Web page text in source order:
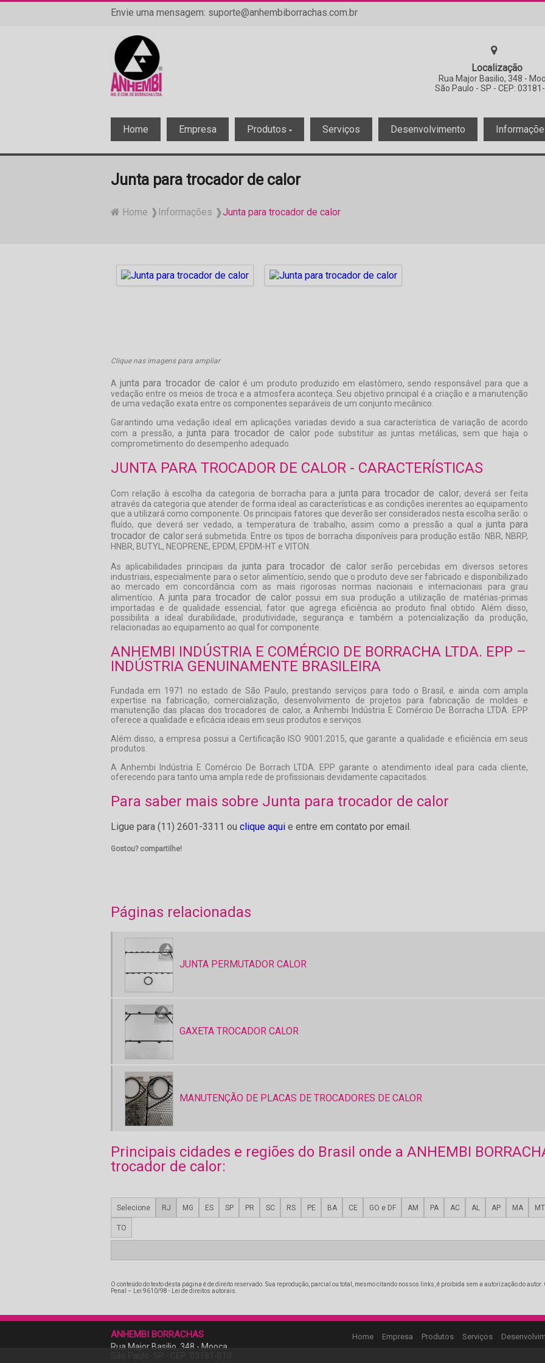
Envie uma mensagem: suporte@anhembiborrachas.com.br
Localização
Rua Major Basilio, 348 -
São Paulo - SP - CEP:
Home Empresa Produtos Serviços Desenvolvimento
Junta para trocador de calor
Home ❱ Informações ❱Junta para trocador de calor
Clique nas imagens para ampliar
Ajunta para trocador de caloré um produto produzido em elastômero, sendo responsável para que a
vedação entre os meios de troca e a atmosfera aconteça. Seu objetivo principal é a criação e a manutenção
de uma vedação exata entre os componentes separáveis de um conjunto mecânico.
Garantindo uma vedação ideal em aplicações variadas devido a sua característica de variação de acordo
com a pressão, ajunta para trocador de calor pode substituir as juntas metálicas, sem que haja o
comprometimento do desempenho adequado.
JUNTA PARA TROCADOR DE CALOR - CARACTERÍSTICAS
Com relação à escolha da categoria de borracha para a junta para trocador de calor, deverá ser feita
através da categoria que atender de forma ideal as características e as condições inerentes ao equipamento
que a utilizará como componente. Os principais fatores que deverão ser considerados nesta escolha serão: o
fluído, que deverá ser vedado, a temperatura de trabalho, assim como a pressão a qual a junta para
trocador de calorserá submetida. Entre os tipos de borracha disponíveis para produção estão: NBR, NBRP,
HNBR, BUTYL, NEOPRENE, EPDM, EPDM-HT e VITON.
As aplicabilidades principais da junta para trocador de calor serão percebidas em diversos setores
industriais, especialmente para o setor alimentício, sendo que o produto deve ser fabricado e disponibilizado
ao mercado em concordância com as mais rigorosas normas nacionais e internacionais para grau
alimentício. Ajunta para trocador de calor possui em sua produção a utilização de matérias-primas
importadas e de qualidade essencial, fator que agrega eficiência ao produto final obtido. Além disso,
possibilita a ideal durabilidade, produtividade, segurança e também a potencialização da produção,
relacionadas ao equipamento ao qual for componente.
ANHEMBI INDÚSTRIA E COMÉRCIO DE BORRACHA LTDA. EPP –
INDÚSTRIA GENUINAMENTE BRASILEIRA
Fundada em 1971 no estado de São Paulo, prestando serviços para todo o Brasil, e ainda com ampla
expertise na fabricação, comercialização, desenvolvimento de projetos para fabricação de moldes e
manutenção das placas dos trocadores de calor, a Anhembi Indústria E Comércio De Borracha LTDA. EPP
oferece a qualidade e eficácia ideais em seus produtos e serviços.
Além disso, a empresa possui a Certificação ISO 9001:2015, que garante a qualidade e eficiência em seus
produtos.
A Anhembi Indústria E Comércio De Borrach LTDA. EPP garante o atendimento ideal para cada cliente,
oferecendo para tanto uma ampla rede de profissionais devidamente capacitados.
Para saber mais sobre Junta para trocador de calor
Ligue para (11) 2601-3311 ou clique aqui e entre em contato por email.
Gostou? compartilhe!
Páginas relacionadas
JUNTA PERMUTADOR CALOR
GAXETA TROCADOR CALOR
MANUTENÇÃO DE PLACAS DE TROCADORES DE CALOR
Principais cidades e regiões do Brasil onde a ANHEMBI
trocador de calor:
Selecione RJ MG ES SP PR SC RS PE BA CE GO e DF AM PA AC AL AP MA MT
TO
O conteúdo do texto desta página é de direito reservado. Sua reprodução, parcial ou total, mesmo citando nossos links, é proibida sem a autorização do
Penal –
Lei 9610/98 - Lei de direitos autorais
ANHEMBI BORRACHAS
Rua Major Basilio, 348 - Mooca
Home Empresa Produtos Serviços